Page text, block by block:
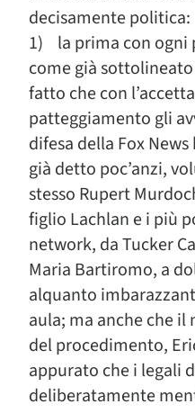
decisamente politica:
1) la prima con ogni
come già
fatto che con
patteggiamento gli
difesa della Fox
già detto poc’anzi,
stesso Rupert
figlio Lachlan e i più
network, da Tucker
Maria Bartiromo, a
alquanto
aula; ma anche che
del procedimento,
appurato che i legali
deliberatamente